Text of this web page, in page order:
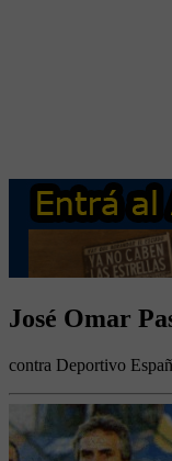
José Omar
contra Deportivo